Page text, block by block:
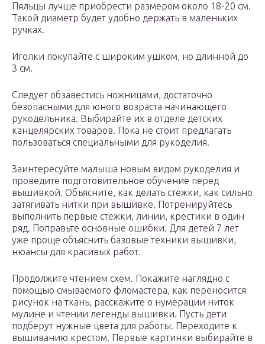
Пяльцы лучше приобрести размером около 18-20 см.
Такой диаметр будет удобно держать в маленьких
ручках.
Иголки покупайте с широким ушком, но длинной до
3 см.
Следует обзавестись ножницами, достаточно
безопасными для юного возраста начинающего
рукодельника. Выбирайте их в отделе детских
канцелярских товаров. Пока не стоит предлагать
пользоваться специальными для рукоделия.
Заинтересуйте малыша новым видом рукоделия и
проведите подготовительное обучение перед
вышивкой. Объясните, как делать стежки, как сильно
затягивать нитки при вышивке. Потренируйтесь
выполнить первые стежки, линии, крестики в один
ряд. Поправьте основные ошибки. Для детей 7 лет
уже проще объяснить базовые техники вышивки,
нюансы для красивых работ.
Продолжите чтением схем. Покажите наглядно с
помощью смываемого фломастера, как переносится
рисунок на ткань, расскажите о нумерации ниток
мулине и чтении легенды вышивки. Пусть дети
подберут нужные цвета для работы. Переходите к
вышиванию крестом. Первые картинки выбирайте в